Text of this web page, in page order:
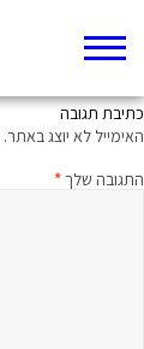
כתיבת תגובה
האימייל לא יוצג באתר.
התגובה שלך*